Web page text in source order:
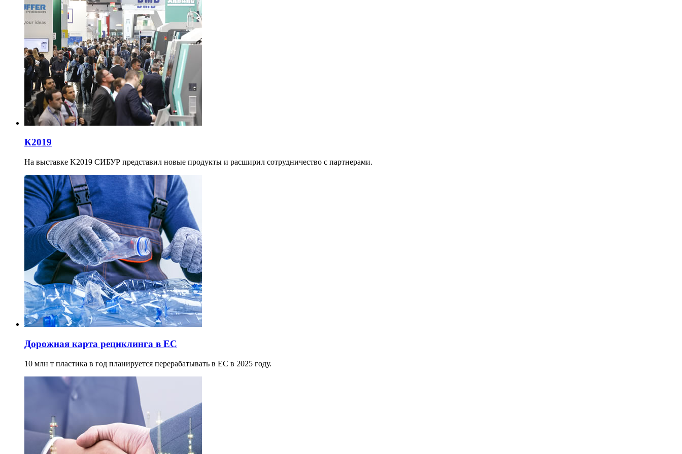
К2019
На выставке K2019 СИБУР представил новые продукты и расширил сотрудничество с партнерами.
Дорожная карта рециклинга в ЕС
10 млн т пластика в год планируется перерабатывать в ЕС в 2025 году.